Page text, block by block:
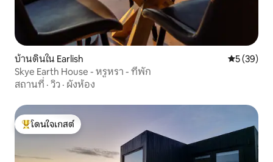
บ้านดินใน Earlish คะแนนเฉลี่
5 (39)
Skye Earth House - หรูหรา - ที่พัก
สถานที่ · วิว · ผังห้อง
โดนใจเกสต์ที่สุด
โดนใจเกสต์